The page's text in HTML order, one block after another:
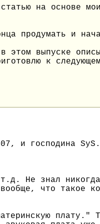
на основе
продумать и
выпуске
к
и господина
Не знал
что такое